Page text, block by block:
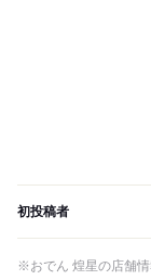
初投稿者
※おでん 煌星の店舗情